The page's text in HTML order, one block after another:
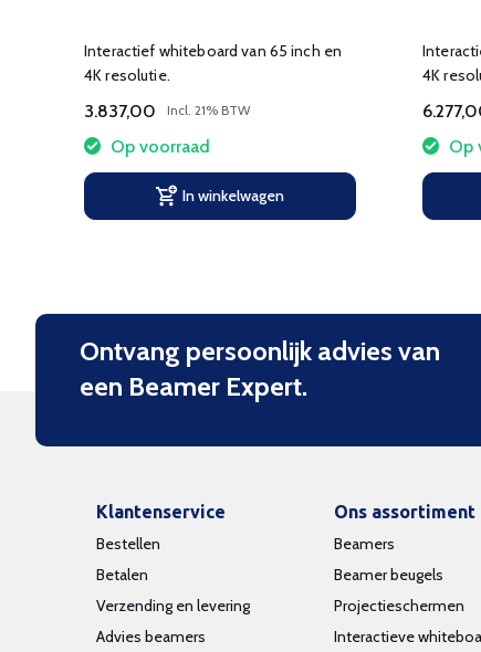
Interactief whiteboard van 65 inch en
4K resolutie.
3.837,00 Incl. 21% BTW
Op voorraad
In winkelwagen
4K
Op
Ontvang persoonlijk advies van
een Beamer Expert.
Klantenservice
Bestellen
Betalen
Verzending en levering
Advies beamers
Ons assortiment
Beamers
Beamer beugels
Projectieschermen
Interactieve